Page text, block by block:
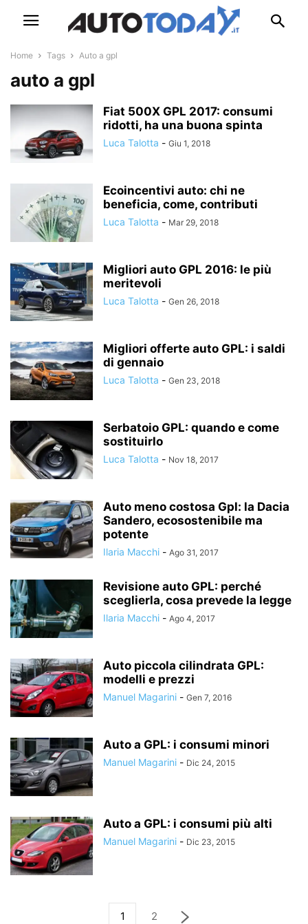
Home Tags Auto a gpl
auto a gpl
Fiat 500X GPL 2017: consumi
ridotti, ha una buona spinta
Luca Talotta - Giu 1, 2018
Ecoincentivi auto: chi ne
beneficia, come, contributi
Luca Talotta - Mar 29, 2018
Migliori auto GPL 2016: le più
meritevoli
Luca Talotta - Gen 26, 2018
Migliori offerte auto GPL: i saldi
di gennaio
Luca Talotta - Gen 23, 2018
Serbatoio GPL: quando e come
sostituirlo
Luca Talotta - Nov 18, 2017
Auto meno costosa Gpl: la Dacia
Sandero, ecosostenibile ma
potente
Ilaria Macchi - Ago 31, 2017
Revisione auto GPL: perché
sceglierla, cosa prevede la legge
Ilaria Macchi - Ago 4, 2017
Auto piccola cilindrata GPL:
modelli e prezzi
Manuel Magarini - Gen 7, 2016
Auto a GPL: i consumi minori
Manuel Magarini - Dic 24, 2015
Auto a GPL: i consumi più alti
Manuel Magarini - Dic 23, 2015
1 2